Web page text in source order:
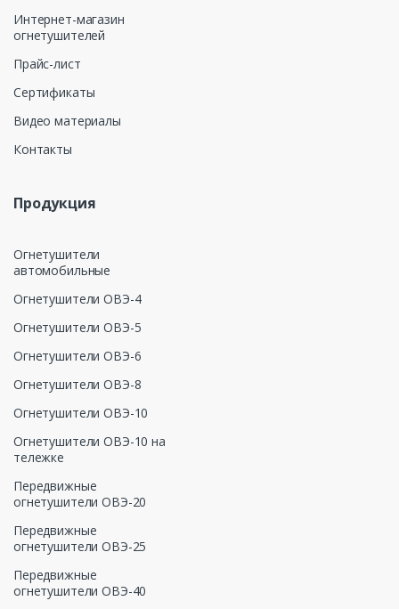
Интернет-магазин
огнетушителей
Прайс-лист
Сертификаты
Видео материалы
Контакты
Продукция
Огнетушители
автомобильные
Огнетушители ОВЭ-4
Огнетушители ОВЭ-5
Огнетушители ОВЭ-6
Огнетушители ОВЭ-8
Огнетушители ОВЭ-10
Огнетушители ОВЭ-10 на
тележке
Передвижные
огнетушители ОВЭ-20
Передвижные
огнетушители ОВЭ-25
Передвижные
огнетушители ОВЭ-40